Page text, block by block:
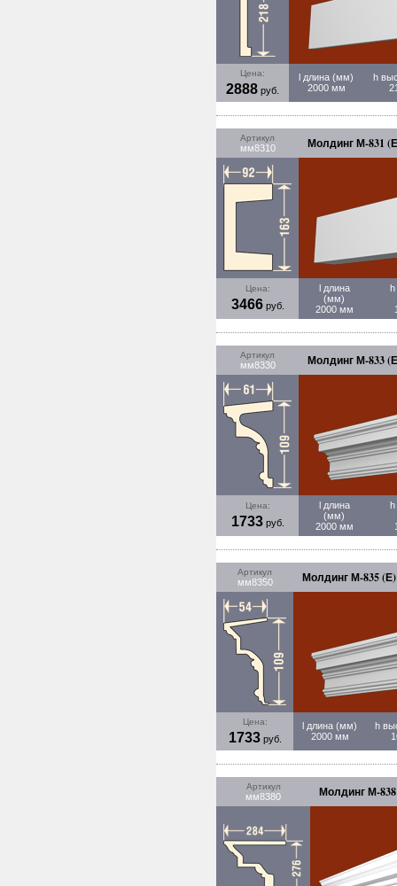
Цена:
2888 руб.
l длина (мм)
2000 мм
h
Артикул
мм8310 Молдинг М-831
Цена:
3466руб.
l длина
(мм)
2000 мм
h
Артикул
мм8330 Молдинг М-833
Цена:
1733руб.
l длина
(мм)
2000 мм
h
Артикул
мм8350 Молдинг М-835 (Е)
Цена:
1733руб.
l длина (мм)
2000 мм
h
Артикул
мм8380 Молдинг М-